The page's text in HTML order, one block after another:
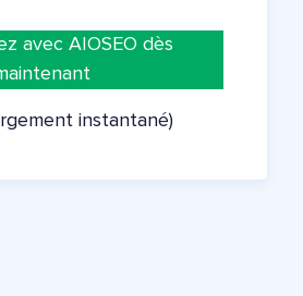
avec AIOSEO dès
instantané)